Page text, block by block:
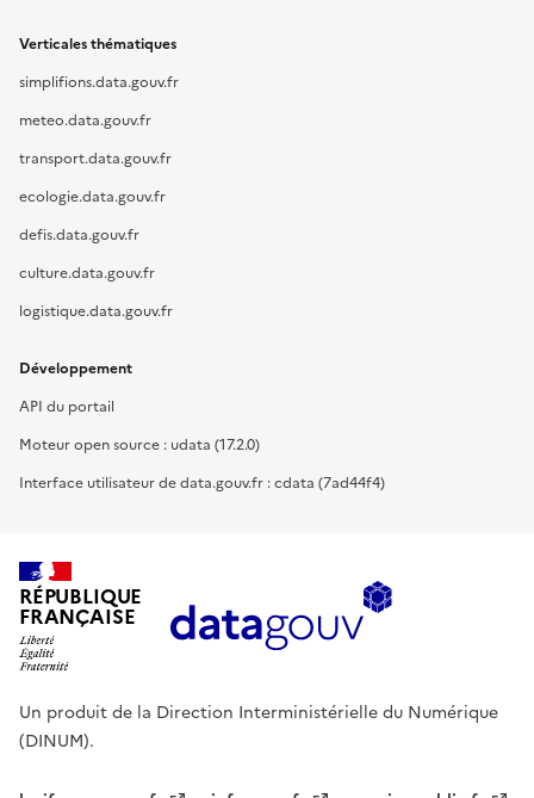
Verticales thématiques
simplifions.data.gouv.fr
meteo.data.gouv.fr
transport.data.gouv.fr
ecologie.data.gouv.fr
defis.data.gouv.fr
culture.data.gouv.fr
logistique.data.gouv.fr
Développement
API du portail
Moteur open source : udata (17.2.0)
Interface utilisateur de data.gouv.fr : cdata (7ad44f4)
RÉPUBLIQUE
FRANÇAISE
Un produit de la Direction Interministérielle du Numérique
(DINUM).